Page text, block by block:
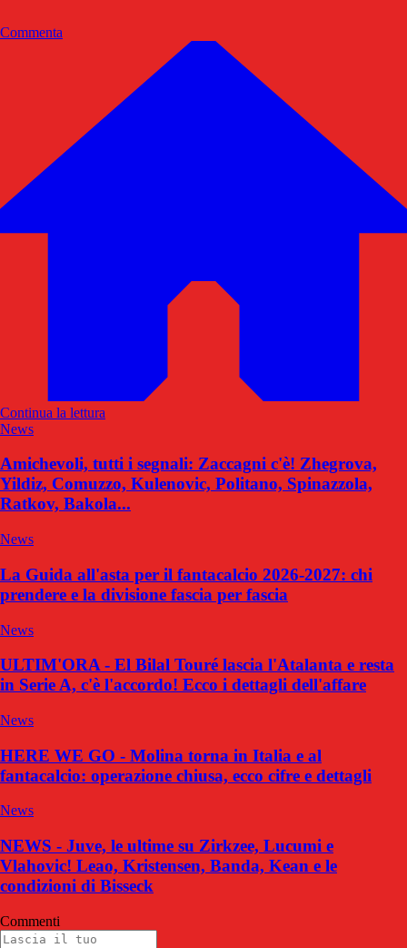
Commenta
Continua la lettura
News
Amichevoli, tutti i segnali: Zaccagni c'è! Zhegrova,
Yildiz, Comuzzo, Kulenovic, Politano, Spinazzola,
Ratkov, Bakola...
News
La Guida all'asta per il fantacalcio 2026-2027: chi
prendere e la divisione fascia per fascia
News
ULTIM'ORA - El Bilal Touré lascia l'Atalanta e resta
in Serie A, c'è l'accordo! Ecco i dettagli dell'affare
News
HERE WE GO - Molina torna in Italia e al
fantacalcio: operazione chiusa, ecco cifre e dettagli
News
NEWS - Juve, le ultime su Zirkzee, Lucumi e
Vlahovic! Leao, Kristensen, Banda, Kean e le
condizioni di Bisseck
Commenti